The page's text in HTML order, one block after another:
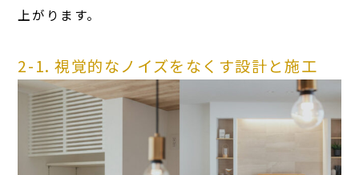
上がります。
2-1. 視覚的なノイズをなくす設計と施工